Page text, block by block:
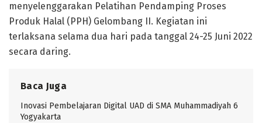
menyelenggarakan Pelatihan Pendamping Proses
Produk Halal (PPH) Gelombang II. Kegiatan ini
terlaksana selama dua hari pada tanggal 24-25 Juni 2022
secara daring.
Baca Juga
Inovasi Pembelajaran Digital UAD di SMA Muhammadiyah 6
Yogyakarta